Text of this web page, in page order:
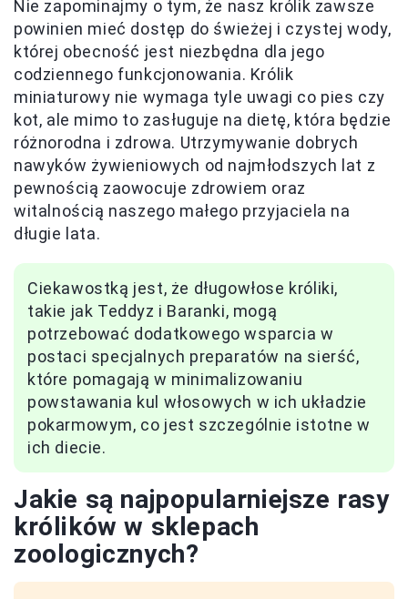
Nie zapominajmy o tym, że nasz królik zawsze
powinien mieć dostęp do świeżej i czystej wody,
której obecność jest niezbędna dla jego
codziennego funkcjonowania. Królik
miniaturowy nie wymaga tyle uwagi co pies czy
kot, ale mimo to zasługuje na dietę, która będzie
różnorodna i zdrowa. Utrzymywanie dobrych
nawyków żywieniowych od najmłodszych lat z
pewnością zaowocuje zdrowiem oraz
witalnością naszego małego przyjaciela na
długie lata.
Ciekawostką jest, że długowłose króliki,
takie jak Teddyz i Baranki, mogą
potrzebować dodatkowego wsparcia w
postaci specjalnych preparatów na sierść,
które pomagają w minimalizowaniu
powstawania kul włosowych w ich układzie
pokarmowym, co jest szczególnie istotne w
ich diecie.
Jakie są najpopularniejsze rasy
królików w sklepach
zoologicznych?